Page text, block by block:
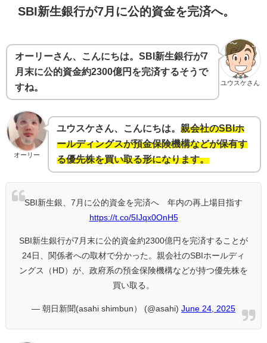
SBI新生銀行が7月に公的資金を完済へ。
ユウスケさん
オーリーさん、こんにちは。SBI新生銀行が7
月末に公的資金約2300億円を完済するそうで
すね。
オーリー
ユウスケさん、こんにちは。 親会社のSBIホ
ールディングスが預金保険機構などが保有す
る優先株を買い取る形になります。
SBI新生銀、7月に公的資金を完済へ 年内の再上場目指す
https://t.co/5IJqx0OnH5
SBI新生銀行が7月末に公的資金約2300億円を完済することが
24日、関係者への取材で分かった。親会社のSBIホールディ
ングス（HD）が、政府系の預金保険機構などが持つ優先株を
買い取る。
— 朝日新聞(asahi shimbun） (@asahi) June 24, 2025